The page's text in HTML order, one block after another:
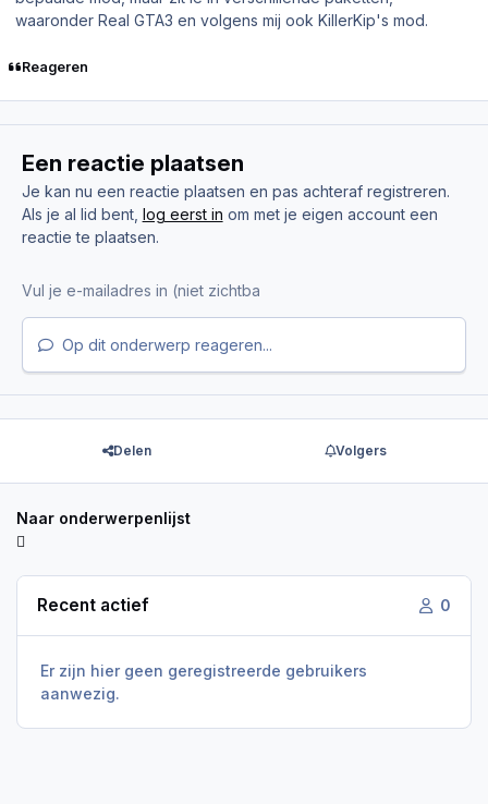
waaronder Real GTA3 en volgens mij ook KillerKip's mod.
Reageren
Een reactie plaatsen
Je kan nu een reactie plaatsen en pas achteraf registreren.
Als je al lid bent, log eerst in om met je eigen account een
reactie te plaatsen.
Op dit onderwerp reageren...
Delen Volgers
Naar onderwerpenlijst
Recent actief 0
Er zijn hier geen geregistreerde gebruikers
aanwezig.